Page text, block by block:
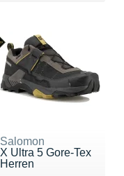
Salomon
X Ultra 5 Gore-Tex
Herren